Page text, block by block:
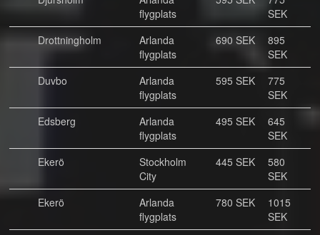
flygplats
SEK
Drottningholm
Arlanda
flygplats
690 SEK
895
SEK
Duvbo
Arlanda
flygplats
595 SEK
775
SEK
Edsberg
Arlanda
flygplats
495 SEK
645
SEK
Ekerö
Stockholm
City
445 SEK
580
SEK
Ekerö
Arlanda
flygplats
780 SEK
1015
SEK